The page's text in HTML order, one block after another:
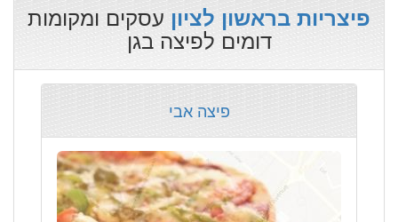
פיצריות בראשון לציון עסקים ומקומות
דומים לפיצה בגן
פיצה אבי